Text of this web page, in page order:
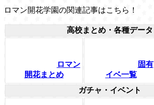
ロマン開花学園の関連記事はこちら！
高校まとめ・各種データ
ロマン
開花まとめ
固有
イベ一覧
ガチャ・イベント